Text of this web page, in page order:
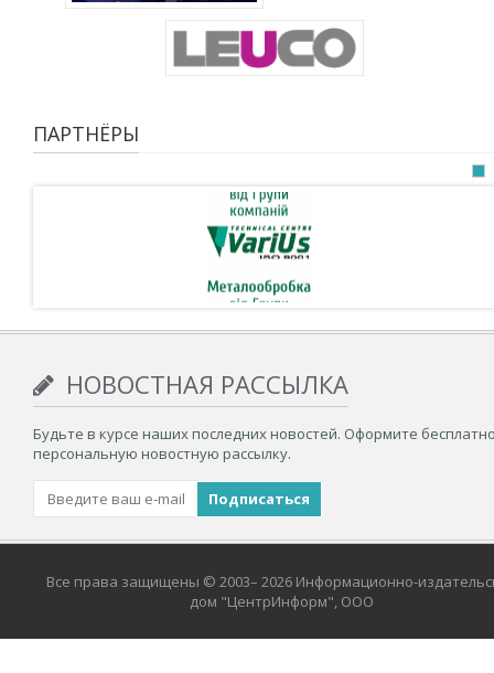
ПАРТНЁРЫ
НОВОСТНАЯ РАССЫЛКА
Будьте в курсе наших последних новостей. Оформите
персональную новостную рассылку.
Все права защищены © 2003– 2026 Информационно-
дом "ЦентрИнформ", ООО